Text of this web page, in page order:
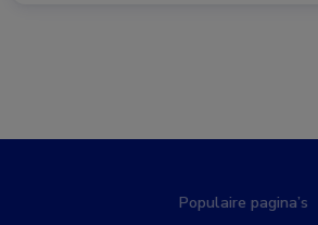
Populaire pagina’s